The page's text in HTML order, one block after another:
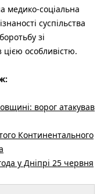
медико-соціальна
суспільства
зі
особливістю.
ворог атакував
Континентального
у Дніпрі 25 червня